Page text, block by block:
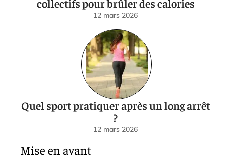
collectifs pour brûler des calories
12 mars 2026
Quel sport pratiquer après un long arrêt
?
12 mars 2026
Mise en avant